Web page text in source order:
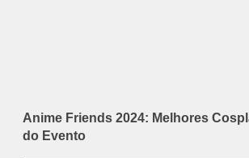
Anime Friends 2024: Melhores
do Evento